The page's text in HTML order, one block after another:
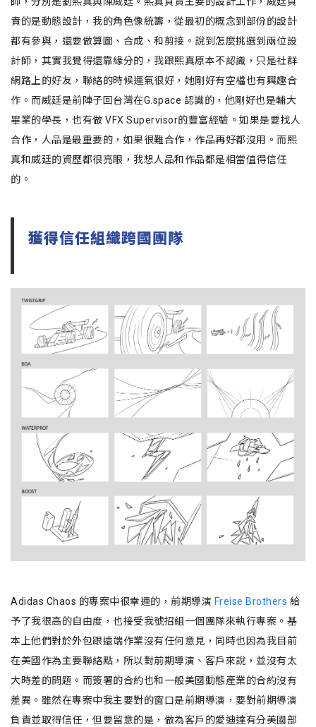
責的是動態設計，我的角色像統籌，從最初的概念到部份的設計
都有參與，還要做算圖、合成、和剪接。說到怎麼挑選到兩位設
計師，其實我覺得還靠緣分的，我跟熙真原本不認識，只是社群
網路上的好友，聯絡的時候運氣很好，她剛好有空檔也有興趣合
作。而威廷是前陣子回台灣在G.space 認識的，他剛好也是輔大
畢業的學長，也有做 VFX Supervisor的豐富經驗。如果是要找人
合作，人品是最重要的，如果很難合作，作品再好都沒用。而熙
真和威廷的資歷都很亮眼，我想人品和作品都是相當值得信任
的。
獲得信任組織跨國團隊
Adidas Chaos 的專案中很幸運的，前期導演 Freise Brothers 給
予了我很高的自由度，也接受我號招組一個團隊來執行專案。基
本上他們對於外包跟遠端作業沒有任何意見，同時也因為我目前
在美國作為主要聯絡點，所以對前期導演、客戶來說，並沒有太
大時差的問題。而簽署的合約也和一般美國動態產業的合約沒有
差異。雖然在專案中我主要對的窗口是前期導演，要對前期導演
負責並取得信任，但要留意的是，做為客戶的愛迪達有分美國部